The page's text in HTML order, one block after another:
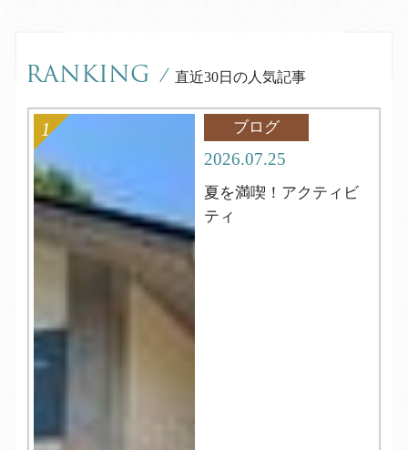
RANKING / 直近30日の人気記事
ブログ
2026.07.25
夏を満喫！アクティビ
ティ